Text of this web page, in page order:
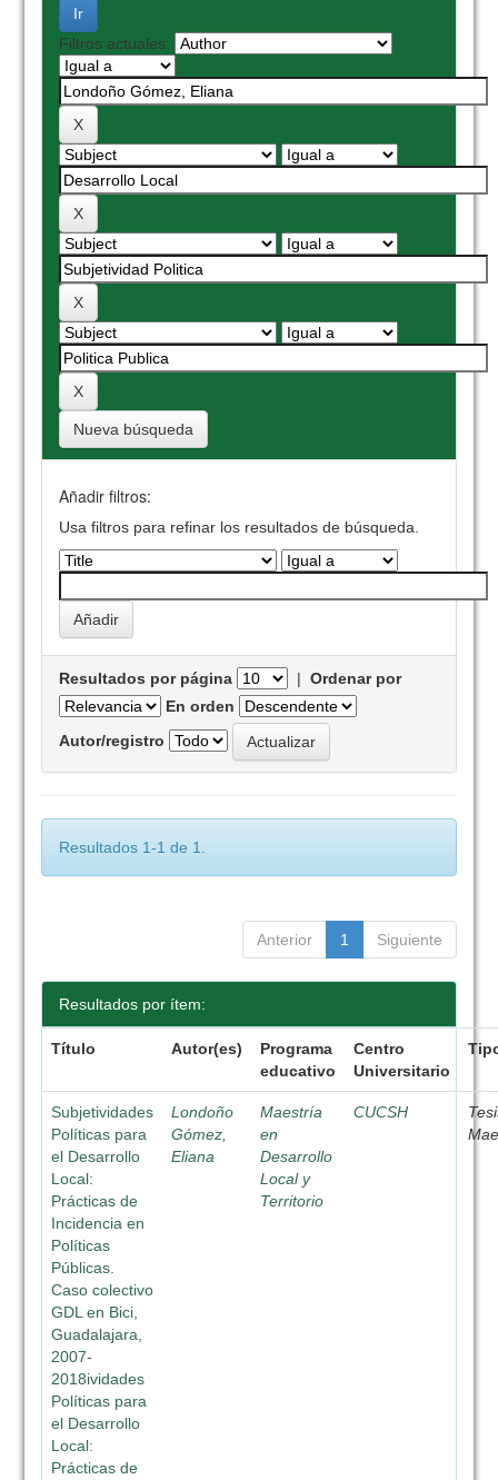
Filtros actuales:
Nueva búsqueda
Añadir filtros:
Usa filtros para refinar los resultados de búsqueda.
Resultados por página |Ordenar por
En orden
Autor/registro
Resultados 1-1 de 1.
Anterior 1 Siguiente
Resultados por ítem:
Título Autor(es)
Programa
educativo
Centro
Universitario
Subjetividades
Políticas para
el Desarrollo
Local:
Prácticas de
Incidencia en
Políticas
Públicas.
Caso colectivo
GDL en Bici,
Guadalajara,
2007-
2018ividades
Políticas para
el Desarrollo
Local:
Prácticas de
Londoño
Gómez,
Eliana
Maestría
en
Desarrollo
Local y
Territorio
CUCSH